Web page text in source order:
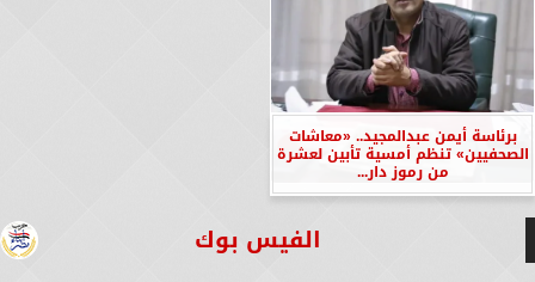
برئاسة أيمن عبدالمجيد.. «معاشات
الصحفيين» تنظم أمسية تأبين لعشرة
من رموز دار...
الفيس بوك